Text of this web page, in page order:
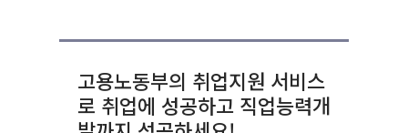
고용노동부의 취업지원 서비스
로 취업에 성공하고 직업능력개